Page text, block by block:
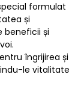
formulat
și
beneficii și
îngrijirea și
le vitalitate